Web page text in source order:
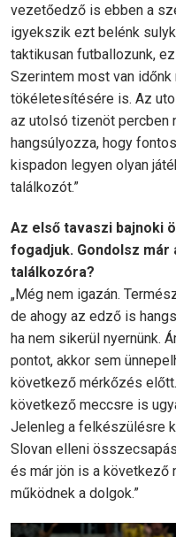
vezetőedző is ebben a
igyekszik ezt belénk
taktikusan futballozunk,
Szerintem most van
tökéletesítésére is. Az
az utolsó tizenöt percben
hangsúlyozza, hogy
kispadon legyen olyan
találkozót.”
Az első tavaszi bajnoki
fogadjuk. Gondolsz
találkozóra?
„Még nem igazán.
de ahogy az edző is
ha nem sikerül nyernünk.
pontot, akkor sem
következő mérkőzés
következő meccsre is
Jelenleg a felkészülésre
Slovan elleni
és már jön is a következő
működnek a dolgok.”